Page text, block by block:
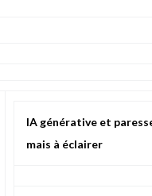
IA générative et
mais à éclairer